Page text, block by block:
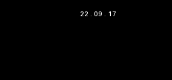
22 . 09 . 17